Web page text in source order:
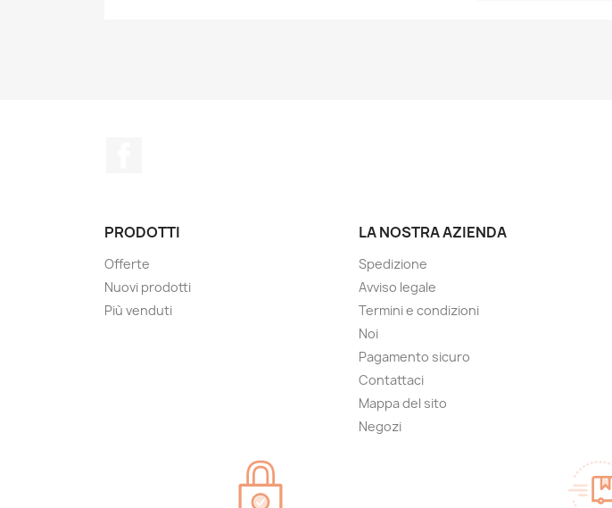
PRODOTTI
Offerte
Nuovi prodotti
Più venduti
LA NOSTRA AZIENDA
Spedizione
Avviso legale
Termini e condizioni
Noi
Pagamento sicuro
Contattaci
Mappa del sito
Negozi